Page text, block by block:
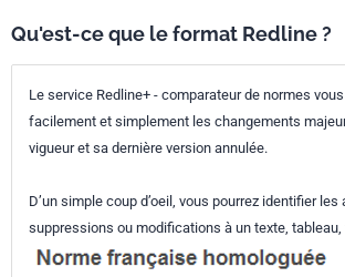
Qu'est-ce que le format Redline ?
Le service Redline+ - comparateur de normes
facilement et simplement les changements
vigueur et sa dernière version annulée.
D’un simple coup d’oeil, vous pourrez identifier les
suppressions ou modifications à un texte,